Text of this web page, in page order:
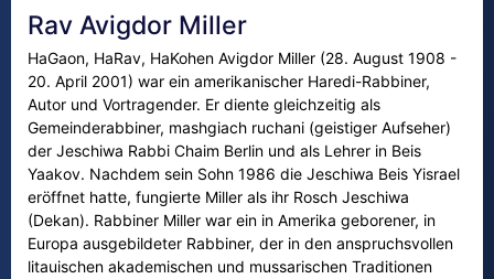
Rav Avigdor Miller
HaGaon, HaRav, HaKohen Avigdor Miller (28. August 1908 -
20. April 2001) war ein amerikanischer Haredi-Rabbiner,
Autor und Vortragender. Er diente gleichzeitig als
Gemeinderabbiner, mashgiach ruchani (geistiger Aufseher)
der Jeschiwa Rabbi Chaim Berlin und als Lehrer in Beis
Yaakov. Nachdem sein Sohn 1986 die Jeschiwa Beis Yisrael
eröffnet hatte, fungierte Miller als ihr Rosch Jeschiwa
(Dekan). Rabbiner Miller war ein in Amerika geborener, in
Europa ausgebildeter Rabbiner, der in den anspruchsvollen
litauischen akademischen und mussarischen Traditionen